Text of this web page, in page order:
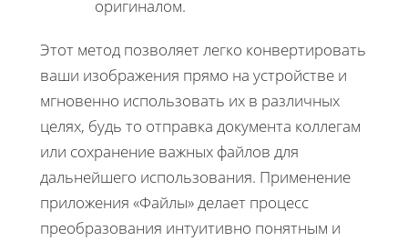
оригиналом.
Этот метод позволяет легко конвертировать
ваши изображения прямо на устройстве и
мгновенно использовать их в различных
целях, будь то отправка документа коллегам
или сохранение важных файлов для
дальнейшего использования. Применение
приложения «Файлы» делает процесс
преобразования интуитивно понятным и